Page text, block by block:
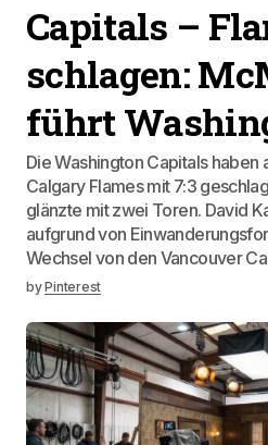
Capitals –
schlagen:
führt
Die Washington Capitals
Calgary Flames mit 7:3
glänzte mit zwei Toren. David
aufgrund von
Wechsel von den Vancouver
byPinterest